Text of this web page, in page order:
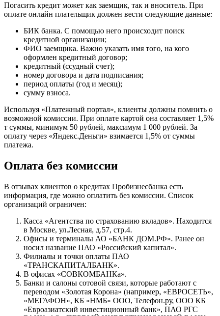
Погасить кредит может как заемщик, так и вноситель. При
оплате онлайн плательщик должен вести следующие данные:
БИК банка. С помощью него происходит поиск
кредитной организации;
ФИО заемщика. Важно указать имя того, на кого
оформлен кредитный договор;
кредитный (ссудный счет);
номер договора и дата подписания;
период оплаты (год и месяц);
сумму взноса.
Используя «Платежный портал», клиенты должны помнить о
возможной комиссии. При оплате картой она составляет 1,5%
т суммы, минимум 50 рублей, максимум 1 000 рублей. За
оплату через «Яндекс.Деньги» взимается 1,5% от суммы
платежа.
Оплата без комиссии
В отзывах клиентов о кредитах Пробизнесбанка есть
информация, где можно оплатить без комиссии. Список
организаций ограничен:
Касса «Агентства по страхованию вкладов». Находится
в Москве, ул.Лесная, д.57, стр.4.
Офисы и терминалы АО «БАНК ДОМ.РФ». Ранее он
носил название ПАО «Российский капитал».
Филиалы и точки оплаты ПАО
«ТРАНСКАПИТАЛБАНК».
В офисах «СОВКОМБАНКа».
Банки и салоны сотовой связи, которые работают с
переводом «Золотая Корона» (например, «ЕВРОСЕТЬ»,
«МЕГАФОН», КБ «НМБ» ООО, Телефон.ру, ООО КБ
«Евроазиатский инвестиционный банк», ПАО РГС